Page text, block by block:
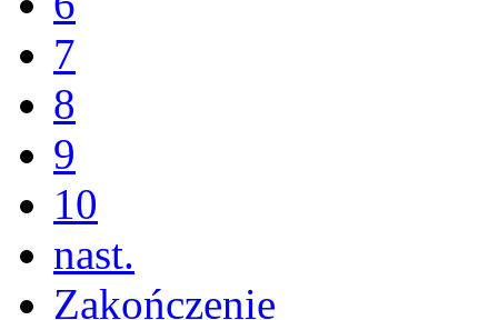
7
8
9
10
nast.
Zakończenie